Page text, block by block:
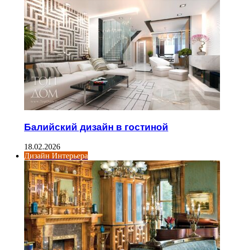
Балийский дизайн в гостиной
18.02.2026
Дизайн Интерьера